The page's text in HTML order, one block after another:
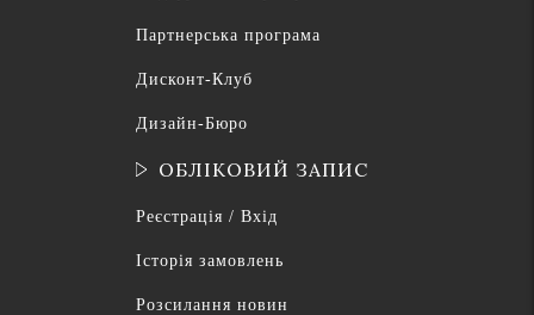
Партнерська програма
Дисконт-Клуб
Дизайн-Бюро
ОБЛІКОВИЙ ЗАПИС
Реєстрація / Вхід
Історія замовлень
Розсилання новин